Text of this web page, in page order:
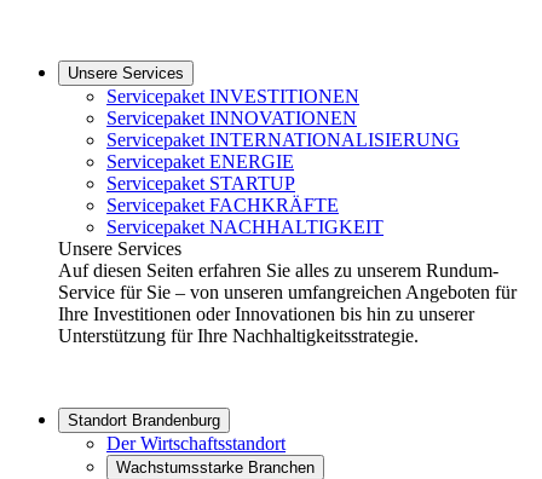
Unsere Services
Servicepaket INVESTITIONEN
Servicepaket INNOVATIONEN
Servicepaket INTERNATIONALISIERUNG
Servicepaket ENERGIE
Servicepaket STARTUP
Servicepaket FACHKRÄFTE
Servicepaket NACHHALTIGKEIT
Unsere Services
Auf diesen Seiten erfahren Sie alles zu unserem Rundum-
Service für Sie – von unseren umfangreichen Angeboten für
Ihre Investitionen oder Innovationen bis hin zu unserer
Unterstützung für Ihre Nachhaltigkeitsstrategie.
Standort Brandenburg
Der Wirtschaftsstandort
Wachstumsstarke Branchen